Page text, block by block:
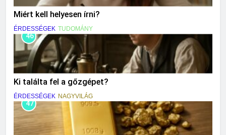
Miért kell helyesen írni?
ÉRDESSÉGEK TUDOMÁNY
46
Ki találta fel a gőzgépet?
ÉRDESSÉGEK NAGYVILÁG
47